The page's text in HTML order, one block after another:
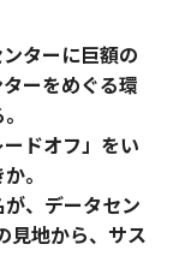
ターに巨額の
ーをめぐる環
ドオフ」をい
。
、データセン
見地から、サス